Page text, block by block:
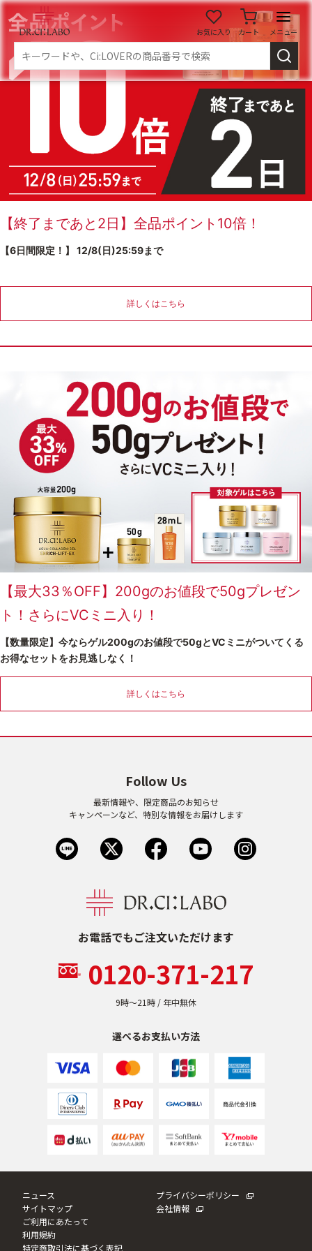
お気に入り カート メニュー
ログイン
マイページ
スキンケア
商品カテゴリーから探す
角質・導入美容液
ゲル クリーム
UVケア
商品カテゴリーから探す TOP
プロダクトラインから探す
VC100ライン
エンリッチリフトライン
エンリッチメディカリフトライン
センシティブライン
モイスチャーライン
ブライトニングライン
プロダクトライン TOP
お悩みから探す
乾燥 くすみ
ゆるみ・ハリ
シワ 毛穴・キメ
日焼け
トライアルキット
ランキング商品
メイク・ボディ・ヘアケア
キャンペーン情報
【終了まであと2日】全品ポイント10倍！
【6日間限定！】 12/8(日)25:59まで
詳しくはこちら
【最大33％OFF】200gのお値段で50gプレゼン
ト！さらにVCミニ入り！
【数量限定】今ならゲル200gのお値段で50gとVCミニがついてくる
お得なセットをお見逃しなく！
詳しくはこちら
お電話でもご注文いただけます
0120-371-217
9時〜21時 / 年中無休
選べるお支払い方法
Follow Us
最新情報や、限定商品のお知らせ
キャンペーンなど、特別な情報をお届けします
ニュース
サイトマップ
ご利用にあたって
利用規約
特定商取引法に基づく表記
プライバシーポリシー
会社情報